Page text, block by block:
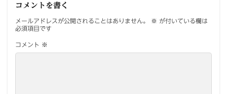
コメントを書く
メールアドレスが公開されることはありません。 ※ が付いている欄は
必須項目です
コメント ※